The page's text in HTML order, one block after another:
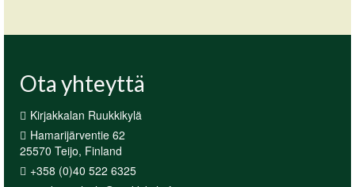
Ota yhteyttä
Kirjakkalan Ruukkikylä
Hamarijärventie 62
25570 Teijo, Finland
+358 (0)40 522 6325